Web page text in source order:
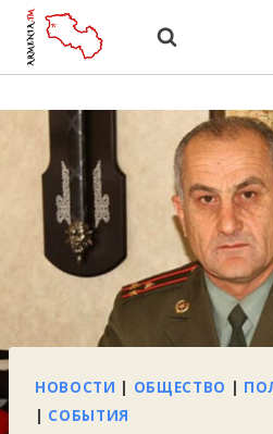
Перейти
НОВОСТИ ОБЩЕСТВО
СОБЫТИЯ